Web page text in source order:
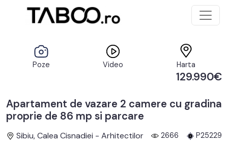
Poze Video Harta
129.990€
Apartament de vazare 2 camere cu gradina
proprie de 86 mp si parcare
Sibiu, Calea Cisnadiei - Arhitectilor 2666 P25229